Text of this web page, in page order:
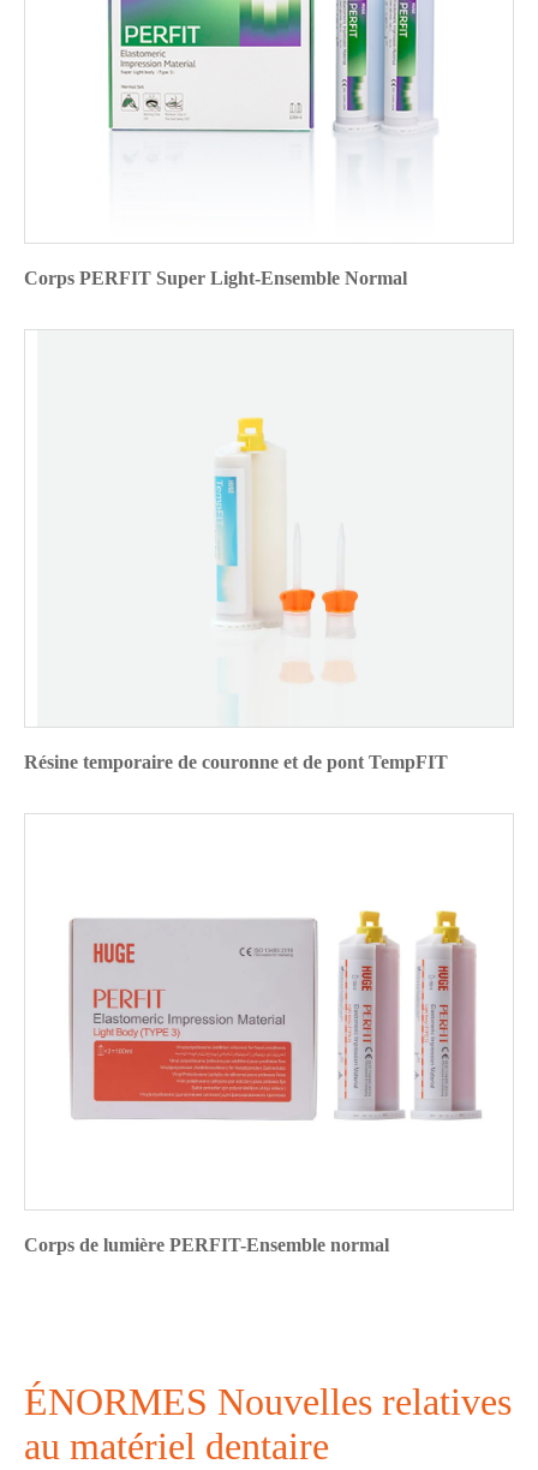
Corps PERFIT Super Light-Ensemble Normal
Résine temporaire de couronne et de pont TempFIT
Corps de lumière PERFIT-Ensemble normal
ÉNORMES Nouvelles relatives
au matériel dentaire